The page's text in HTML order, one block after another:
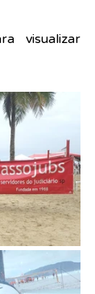
visualizar